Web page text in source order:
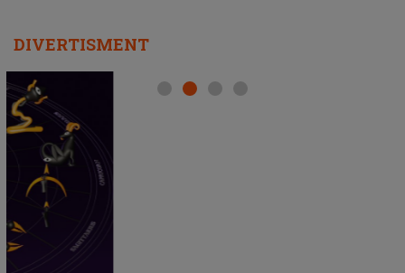
DIVERTISMENT